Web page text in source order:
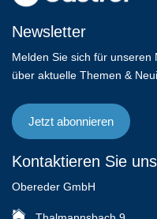
Newsletter
Melden Sie sich für unseren
über aktuelle Themen &
Jetzt abonnieren
Kontaktieren Sie uns
Obereder GmbH